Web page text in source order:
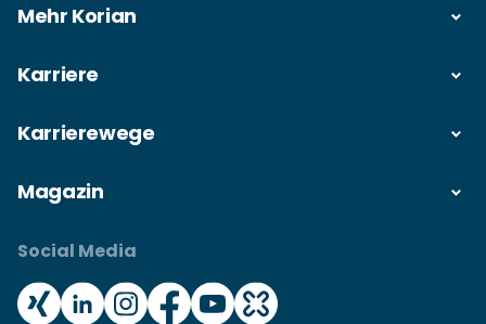
Mehr Korian
Karriere
Karrierewege
Magazin
Social Media